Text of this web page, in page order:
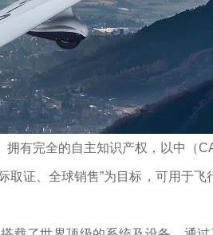
有完全的自主知识产权，以中（
取证、全球销售”为目标，可用于